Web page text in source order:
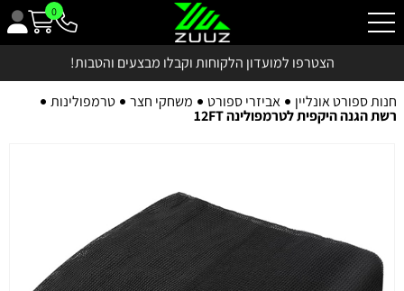
0
הצטרפו למועדון הלקוחות וקבלו מבצעים והטבות!
חנות ספורט אונליין אביזרי ספורט משחקי חצר טרמפולינות
רשת הגנה היקפית לטרמפולינה 12FT